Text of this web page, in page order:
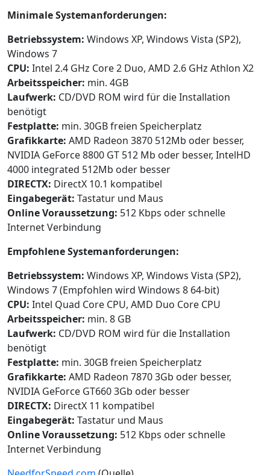
Minimale Systemanforderungen:
Betriebssystem: Windows XP, Windows Vista (SP2),
Windows 7
CPU: Intel 2.4 GHz Core 2 Duo, AMD 2.6 GHz Athlon X2
Arbeitsspeicher: min. 4GB
Laufwerk: CD/DVD ROM wird für die Installation
benötigt
Festplatte: min. 30GB freien Speicherplatz
Grafikkarte: AMD Radeon 3870 512Mb oder besser,
NVIDIA GeForce 8800 GT 512 Mb oder besser, IntelHD
4000 integrated 512Mb oder besser
DIRECTX: DirectX 10.1 kompatibel
Eingabegerät: Tastatur und Maus
Online Voraussetzung: 512 Kbps oder schnelle
Internet Verbindung
Empfohlene Systemanforderungen:
Betriebssystem: Windows XP, Windows Vista (SP2),
Windows 7 (Empfohlen wird Windows 8 64-bit)
CPU: Intel Quad Core CPU, AMD Duo Core CPU
Arbeitsspeicher: min. 8 GB
Laufwerk: CD/DVD ROM wird für die Installation
benötigt
Festplatte: min. 30GB freien Speicherplatz
Grafikkarte: AMD Radeon 7870 3Gb oder besser,
NVIDIA GeForce GT660 3Gb oder besser
DIRECTX: DirectX 11 kompatibel
Eingabegerät: Tastatur und Maus
Online Voraussetzung: 512 Kbps oder schnelle
Internet Verbindung